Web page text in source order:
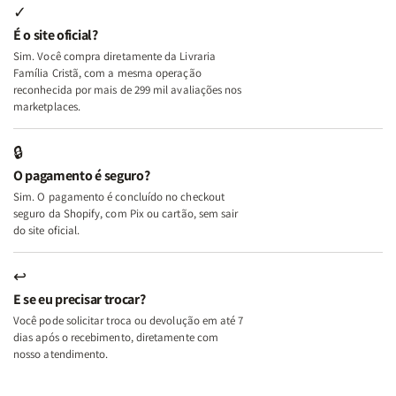
e
Deus
+
A
Mulher
Lar
+
A
Lar
✓
É o site oficial?
Sim. Você compra diretamente da Livraria
Família Cristã, com a mesma operação
reconhecida por mais de 299 mil avaliações nos
marketplaces.
🔒
O pagamento é seguro?
Sim. O pagamento é concluído no checkout
seguro da Shopify, com Pix ou cartão, sem sair
do site oficial.
↩
E se eu precisar trocar?
Você pode solicitar troca ou devolução em até 7
dias após o recebimento, diretamente com
nosso atendimento.